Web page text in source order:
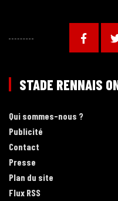
STADE RENNAIS
Qui sommes-nous ?
Publicité
Contact
Presse
Plan du site
Flux RSS